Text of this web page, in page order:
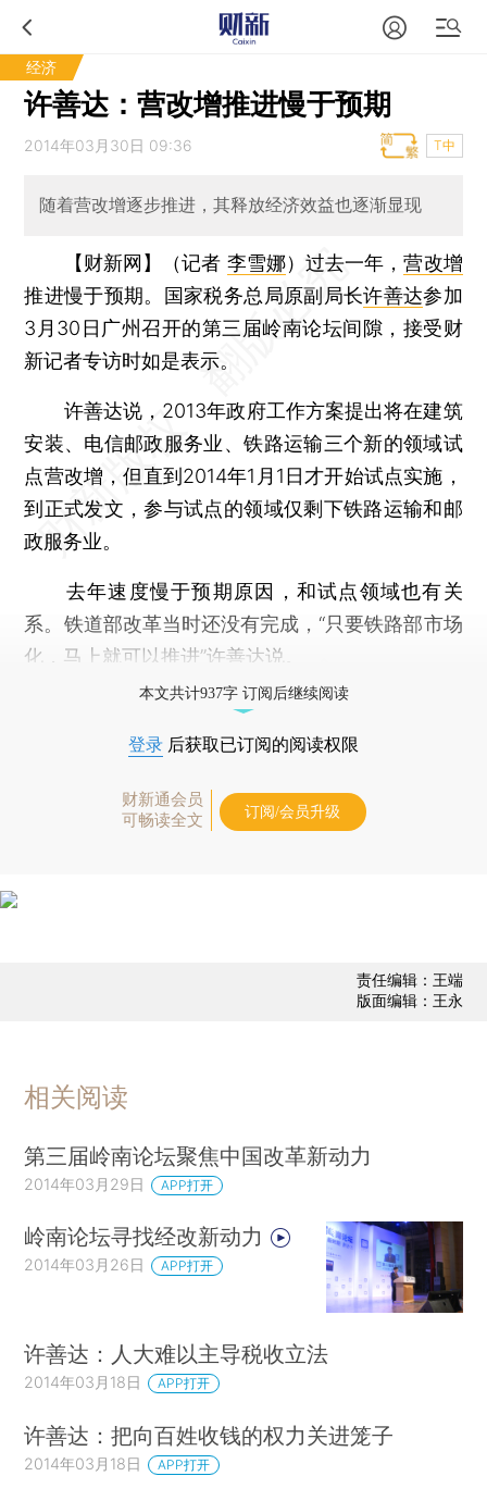
经济
许善达：营改增推进慢于预期
2014年03月30日 09:36 T中
随着营改增逐步推进，其释放经济效益也逐渐显现
【财新网】（记者 李雪娜） 过去一年，营改增
推进慢于预期。国家税务总局原副局长许善达参加
3月30日广州召开的第三届岭南论坛间隙，接受财
新记者专访时如是表示。
许善达说，2013年政府工作方案提出将在建筑
安装、电信邮政服务业、铁路运输三个新的领域试
点营改增，但直到2014年1月1日才开始试点实施，
到正式发文，参与试点的领域仅剩下铁路运输和邮
政服务业。
去年速度慢于预期原因，和试点领域也有关
系。铁道部改革当时还没有完成，“只要铁路部市场
化，马上就可以推进”许善达说。
本文共计937字 订阅后继续阅读
登录 后获取已订阅的阅读权限
财新通会员
可畅读全文
订阅/会员升级
责任编辑：王端
版面编辑：王永
相关阅读
第三届岭南论坛聚焦中国改革新动力
2014年03月29日 APP打开
岭南论坛寻找经改新动力
2014年03月26日 APP打开
许善达：人大难以主导税收立法
2014年03月18日 APP打开
许善达：把向百姓收钱的权力关进笼子
2014年03月18日 APP打开